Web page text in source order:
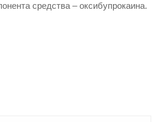
средства –оксибупрокаина.